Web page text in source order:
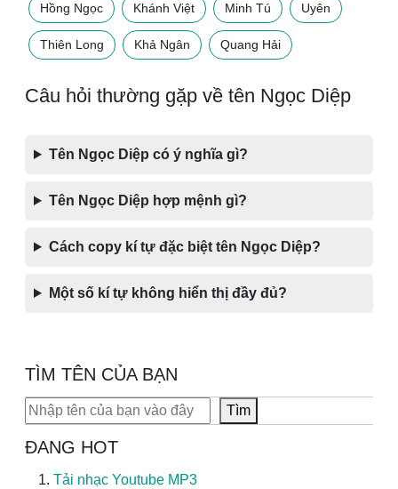
Hồng Ngọc Khánh Việt Minh Tú Uyên
Thiên Long Khả Ngân Quang Hải
Câu hỏi thường gặp về tên Ngọc Diệp
Tên Ngọc Diệp có ý nghĩa gì?
Tên Ngọc Diệp hợp mệnh gì?
Cách copy kí tự đặc biệt tên Ngọc Diệp?
Một số kí tự không hiển thị đầy đủ?
TÌM TÊN CỦA BẠN
Tìm kiếm Tìm
ĐANG HOT
Tải nhạc Youtube MP3